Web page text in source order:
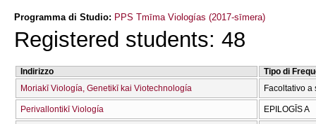
Programma di Studio: PPS Tmīma Viologías (2017-sīmera)
Registered students: 48
Indirizzo
Tipo di
Moriakī Viología, Genetikī kai Viotechnología
Facoltativo a
Perivallontikī Viología EPILOGĪS A